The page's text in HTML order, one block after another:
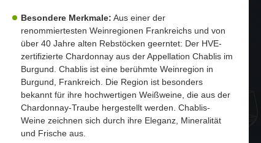
Besondere Merkmale: Aus einer der
renommiertesten Weinregionen Frankreichs und von
über 40 Jahre alten Rebstöcken geerntet: Der HVE-
zertifizierte Chardonnay aus der Appellation Chablis im
Burgund. Chablis ist eine berühmte Weinregion in
Burgund, Frankreich. Die Region ist besonders
bekannt für ihre hochwertigen Weißweine, die aus der
Chardonnay-Traube hergestellt werden. Chablis-
Weine zeichnen sich durch ihre Eleganz, Mineralität
und Frische aus.